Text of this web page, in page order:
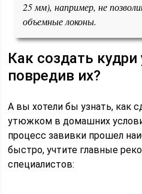
25 мм), например, не
объемные локоны.
Как создать
повредив их?
А вы хотели бы узнать, как
утюжком в домашних
процесс завивки прошел
быстро, учтите главные
специалистов: